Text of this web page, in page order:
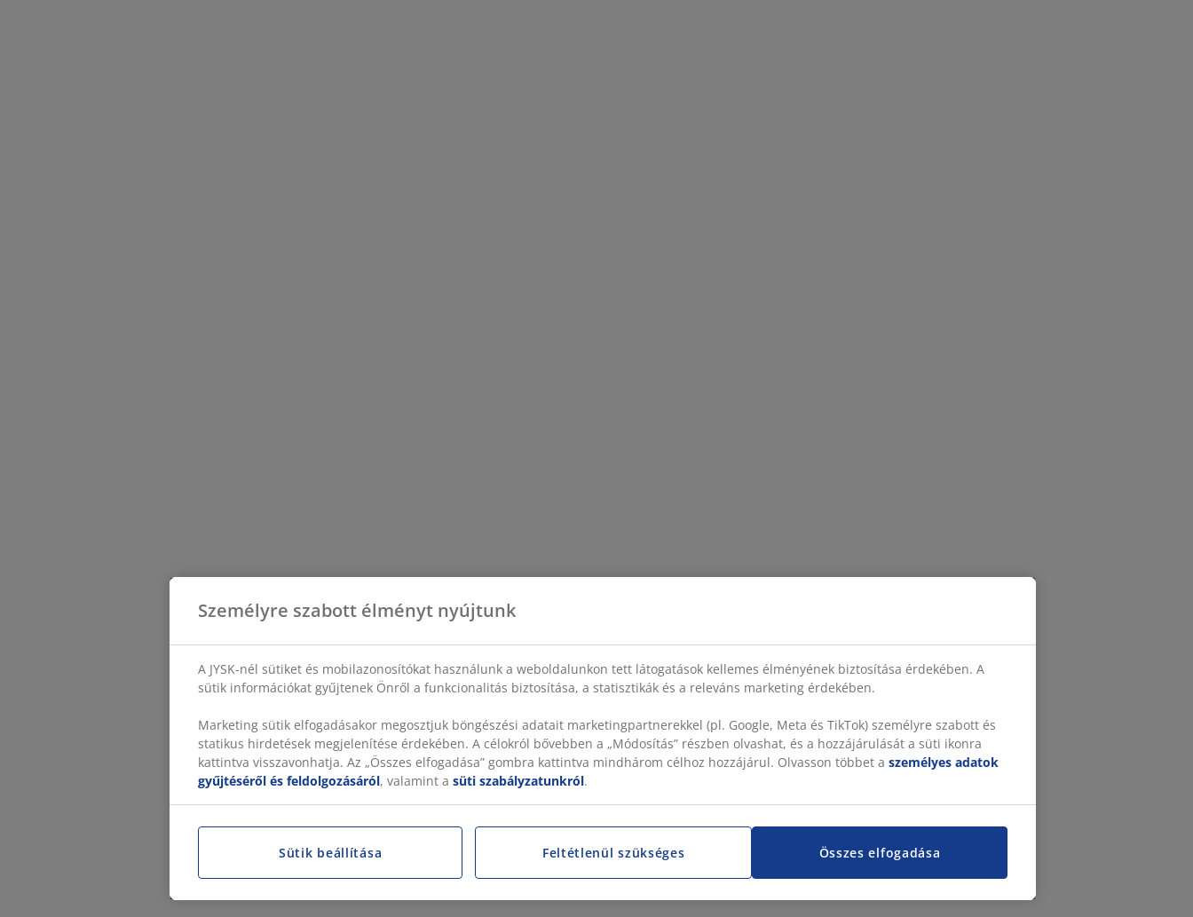
Személyre szabott élményt nyújtunk
A JYSK-nél sütiket és mobilazonosítókat használunk a weboldalunkon tett látogatások kellemes élményének biztosítása érdekében. A
sütik információkat gyűjtenek Önről a funkcionalitás biztosítása, a statisztikák és a releváns marketing érdekében.
Marketing sütik elfogadásakor megosztjuk böngészési adatait marketingpartnerekkel (pl. Google, Meta és TikTok) személyre szabott és
statikus hirdetések megjelenítése érdekében. A célokról bővebben a „Módosítás” részben olvashat, és a hozzájárulását a süti ikonra
kattintva visszavonhatja. Az „Összes elfogadása” gombra kattintva mindhárom célhoz hozzájárul. Olvasson többet a személyes adatok
gyűjtéséről és feldolgozásáról, valamint a süti szabályzatunkról.
Összes elfogadása
Sütik beállítása Feltétlenül szükséges